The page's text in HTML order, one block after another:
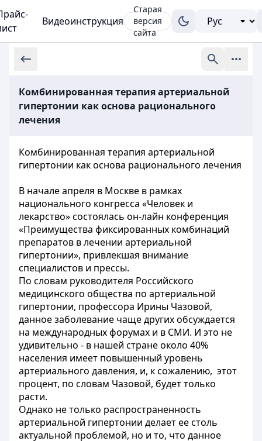
Видеоинструкция
Старая
версия
сайта
Комбинированная терапия артериальной
гипертонии как основа рационального
лечения
Комбинированная терапия артериальной
гипертонии как основа рационального лечения
В начале апреля в Москве в рамках
национального конгресса «Человек и
лекарство» состоялась он-лайн конференция
«Преимущества фиксированных комбинаций
препаратов в лечении артериальной
гипертонии», привлекшая внимание
специалистов и прессы.
По словам руководителя Российского
медицинского общества по артериальной
гипертонии, профессора Ирины Чазовой,
данное заболевание чаще других обсуждается
на международных форумах и в СМИ. И это не
удивительно - в нашей стране около 40%
населения имеет повышенный уровень
артериального давления, и, к сожалению, этот
процент, по словам Чазовой, будет только
расти.
Однако не только распространенность
артериальной гипертонии делает ее столь
актуальной проблемой, но и то, что данное